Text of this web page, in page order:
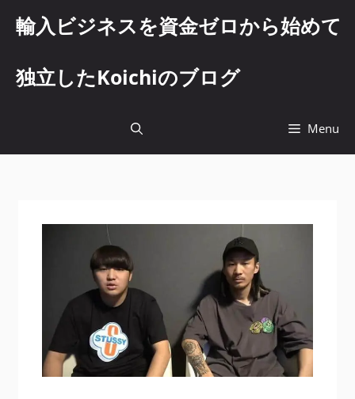
輸入ビジネスを資金ゼロから始めて
独立したKoichiのブログ
Menu